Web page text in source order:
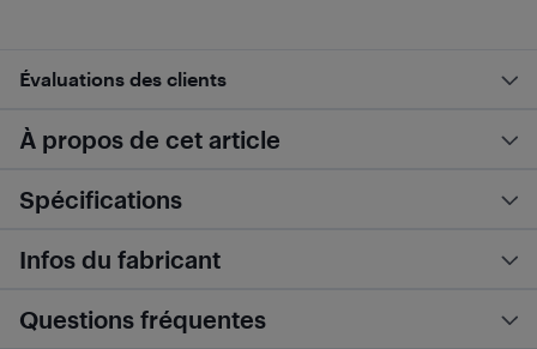
Évaluations des clients
À propos de cet article
Spécifications
Infos du fabricant
Questions fréquentes